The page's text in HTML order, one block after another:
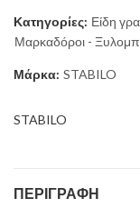
Κατηγορίες: Είδη
Μαρκαδόροι -
Μάρκα: STABILO
STABILO
ΠΕΡΙΓΡΑΦΉ